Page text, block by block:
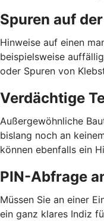
Spuren auf
Hinweise auf einen
beispielsweise
oder Spuren von
Verdächtige
Außergewöhnliche
bislang noch an
können ebenfalls ein
PIN-Abfrage
Müssen Sie an einer
ein ganz klares Indiz